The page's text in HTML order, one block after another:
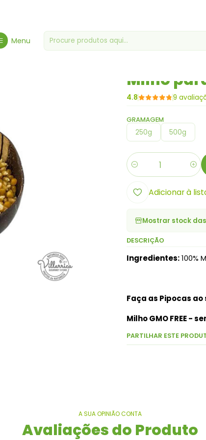
Menu
Milho
4.8 9
GRAMAGEM
250g 500g
Quantidade
Adicionar à
Mostrar stock
DESCRIÇÃO
Ingredientes:100%
Faça as Pipocas ao
Milho GMO FREE -
PARTILHAR ESTE
A SUA OPINIÃO CONTA
Avaliações do Produto